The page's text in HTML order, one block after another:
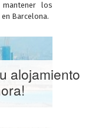
los
Barcelona.
alojamiento